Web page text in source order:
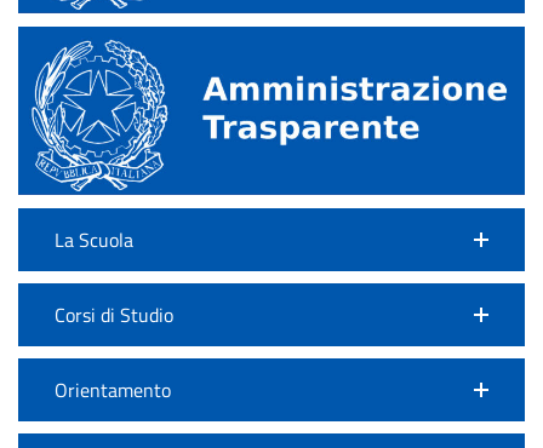
La Scuola
Corsi di Studio
Orientamento